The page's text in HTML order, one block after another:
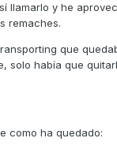
llamarlo y he
remaches.
que
solo había que
como ha quedado: